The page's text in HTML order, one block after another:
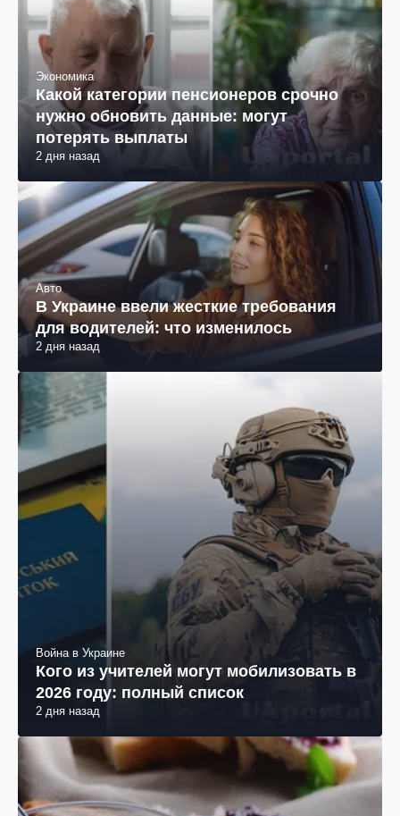
Экономика
Какой категории пенсионеров срочно
нужно обновить данные: могут
потерять выплаты
2 дня назад
Авто
В Украине ввели жесткие требования
для водителей: что изменилось
2 дня назад
Война в Украине
Кого из учителей могут мобилизовать в
2026 году: полный список
2 дня назад